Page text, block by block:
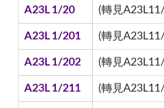
A23L 1/20 (轉見
A23L 1/201 (轉見
A23L 1/202 (轉見
A23L 1/211 (轉見